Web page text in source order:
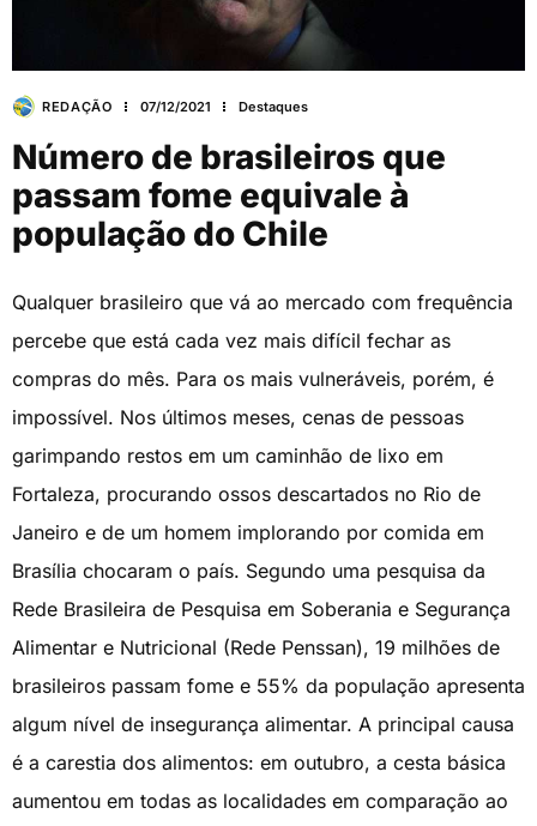
REDAÇÃO 07/12/2021 Destaques
Número de brasileiros que
passam fome equivale à
população do Chile
Qualquer brasileiro que vá ao mercado com frequência
percebe que está cada vez mais difícil fechar as
compras do mês. Para os mais vulneráveis, porém, é
impossível. Nos últimos meses, cenas de pessoas
garimpando restos em um caminhão de lixo em
Fortaleza, procurando ossos descartados no Rio de
Janeiro e de um homem implorando por comida em
Brasília chocaram o país. Segundo uma pesquisa da
Rede Brasileira de Pesquisa em Soberania e Segurança
Alimentar e Nutricional (Rede Penssan), 19 milhões de
brasileiros passam fome e 55% da população apresenta
algum nível de insegurança alimentar. A principal causa
é a carestia dos alimentos: em outubro, a cesta básica
aumentou em todas as localidades em comparação ao